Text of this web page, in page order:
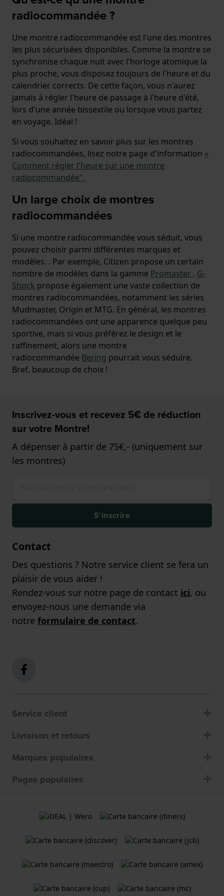
radiocommandée ?
Une montre radiocommandée est l'une des montres
les plus sécurisées disponibles. Comme la montre se
synchronise chaque nuit avec l'horloge atomique la
plus proche, vous disposez toujours de l'heure et du
calendrier corrects. De cette façon, vous n'aurez
jamais à régler l'heure de passage à l'heure d'été,
lors d'une année bissextile ou lorsque vous partez
en voyage. Idéal !
Si vous souhaitez en savoir plus sur les montres
radiocommandées, lisez notre page d'information «
Comment régler l'heure sur une montre
radiocommandée".
Un large choix de montres
radiocommandées
Si une montre radiocommandée vous séduit, vous
pouvez choisir parmi différentes marques et
modèles. . Par exemple, Citizen propose un certain
nombre de modèles dans la gamme Promaster . G-
Shock propose également une vaste collection de
montres radiocommandées, notamment les séries
Mudmaster, Origin et MTG. En général, les montres
radiocommandées ont une apparence quelque peu
sportive, mais si vous préférez le design et le
raffinement, alors une montre
radiocommandée Bering pourrait vous séduire.
Bref, beaucoup de choix !
Inscrivez-vous et recevez 5€ de réduction
sur votre Montre!
A dépenser à partir de 75€,- (uniquement sur
les montres)
S'inscrire
Contact
Des questions ? Notre service client se fera un
plaisir de vous aider !
Rendez-vous sur notre page de contact ici, ou
envoyez-nous une demande via
notre formulaire de contact.
Service client
Livraison et retours
Marques populaires
Pages populaires